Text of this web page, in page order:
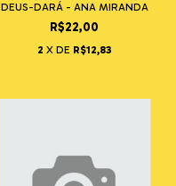
DEUS-DARÁ - ANA MIRANDA
R$22,00
2 X DE R$12,83